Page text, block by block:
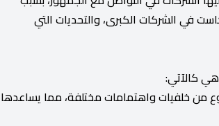
في الشركات الكبرى، والتحديات التي
كالآتي:
من خلفيات واهتمامات مختلفة، مما يساعدها